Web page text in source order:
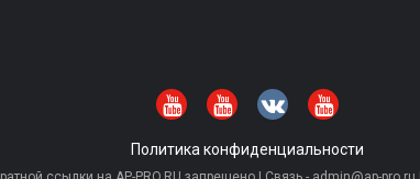
Политика конфиденциальности